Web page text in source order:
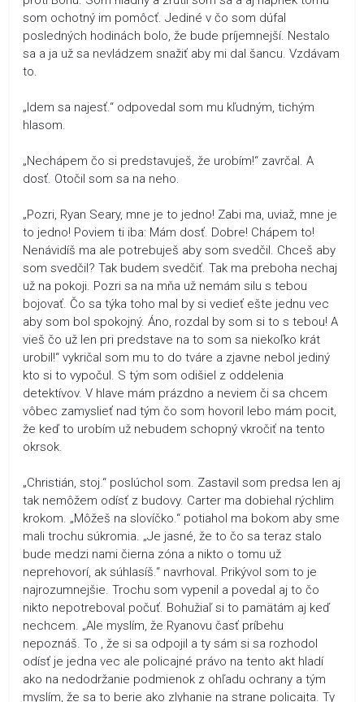
som ochotný im pomôcť. Jediné v čo som dúfal
posledných hodinách bolo, že bude príjemnejší. Nestalo
sa a ja už sa nevládzem snažiť aby mi dal šancu. Vzdávam
to.
„Idem sa najesť.“ odpovedal som mu kľudným, tichým
hlasom.
„Nechápem čo si predstavuješ, že urobím!“ zavrčal. A
dosť. Otočil som sa na neho.
„Pozri, Ryan Seary, mne je to jedno! Zabi ma, uviaž, mne je
to jedno! Poviem ti iba: Mám dosť. Dobre! Chápem to!
Nenávidíš ma ale potrebuješ aby som svedčil. Chceš aby
som svedčil? Tak budem svedčiť. Tak ma preboha nechaj
už na pokoji. Pozri sa na mňa už nemám silu s tebou
bojovať. Čo sa týka toho mal by si vedieť ešte jednu vec
aby som bol spokojný. Áno, rozdal by som si to s tebou! A
vieš čo už len pri predstave na to som sa niekoľko krát
urobil!“ vykričal som mu to do tváre a zjavne nebol jediný
kto si to vypočul. S tým som odišiel z oddelenia
detektívov. V hlave mám prázdno a neviem či sa chcem
vôbec zamyslieť nad tým čo som hovoril lebo mám pocit,
že keď to urobím už nebudem schopný vkročiť na tento
okrsok.
„Christián, stoj.“ poslúchol som. Zastavil som predsa len aj
tak nemôžem odísť z budovy. Carter ma dobiehal rýchlim
krokom. „Môžeš na slovíčko.“ potiahol ma bokom aby sme
mali trochu súkromia. „Je jasné, že to čo sa teraz stalo
bude medzi nami čierna zóna a nikto o tomu už
neprehovorí, ak súhlasíš.“ navrhoval. Prikývol som to je
najrozumnejšie. Trochu som vypenil a povedal aj to čo
nikto nepotreboval počuť. Bohužiaľ si to pamätám aj keď
nechcem. „Ale myslím, že Ryanovu časť príbehu
nepoznáš. To , že si sa odpojil a ty sám si sa rozhodol
odísť je jedna vec ale policajné právo na tento akt hladí
ako na nedodržanie podmienok z ohľadu ochrany a tým
myslím, že sa to berie ako zlyhanie na strane policajta. Ty